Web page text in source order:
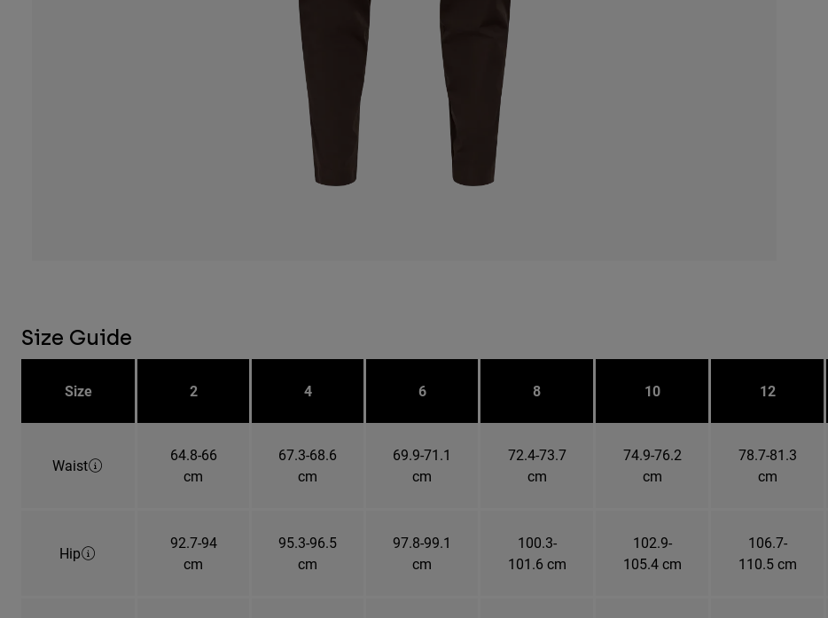
Size Guide
Size 2 4 6 8 10 12
Waist
64.8-66
cm
67.3-68.6
cm
69.9-71.1
cm
72.4-73.7
cm
74.9-76.2
cm
78.7-81.3
cm
Hip
92.7-94
cm
95.3-96.5
cm
97.8-99.1
cm
100.3-
101.6 cm
102.9-
105.4 cm
106.7-
110.5 cm